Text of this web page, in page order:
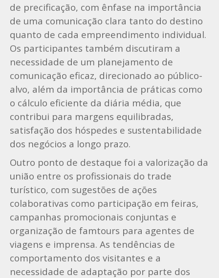
de precificação, com ênfase na importância
de uma comunicação clara tanto do destino
quanto de cada empreendimento individual.
Os participantes também discutiram a
necessidade de um planejamento de
comunicação eficaz, direcionado ao público-
alvo, além da importância de práticas como
o cálculo eficiente da diária média, que
contribui para margens equilibradas,
satisfação dos hóspedes e sustentabilidade
dos negócios a longo prazo.
Outro ponto de destaque foi a valorização da
união entre os profissionais do trade
turístico, com sugestões de ações
colaborativas como participação em feiras,
campanhas promocionais conjuntas e
organização de famtours para agentes de
viagens e imprensa. As tendências de
comportamento dos visitantes e a
necessidade de adaptação por parte dos